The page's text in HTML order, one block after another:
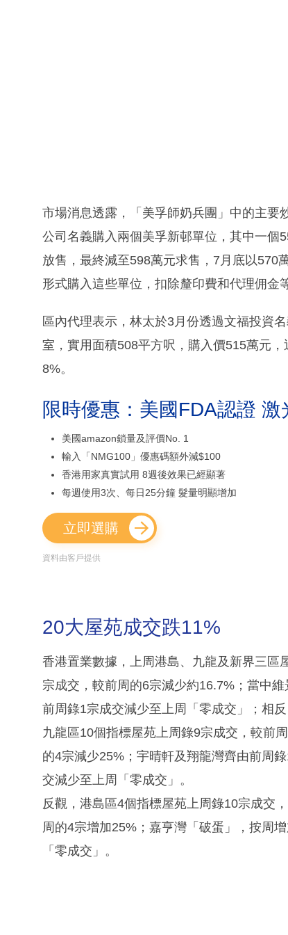
市場消息透露，「美孚師奶兵團」中的主要
公司名義購入兩個美孚新邨單位，其中一個
放售，最終減至598萬元求售，7月底以570
形式購入這些單位，扣除釐印費和代理佣金
區內代理表示，林太於3月份透過文福投資
室，實用面積508平方呎，購入價515萬元
8%。
限時優惠：美國FDA認證 激
美國amazon鎖量及評價No. 1
輸入「NMG100」優惠碼額外減$100
香港用家真實試用 8週後效果已經顯著
每週使用3次、每日25分鐘 髮量明顯增加
立即選購
資料由客戶提供
20大屋苑成交跌11%
香港置業數據，上周港島、九龍及新界三區
宗成交，較前周的6宗減少約16.7%；當中
前周錄1宗成交減少至上周「零成交」；相
九龍區10個指標屋苑上周錄9宗成交，較前
的4宗減少25%；宇晴軒及翔龍灣齊由前周
交減少至上周「零成交」。
反觀，港島區4個指標屋苑上周錄10宗成交
周的4宗增加25%；嘉亨灣「破蛋」，按周
「零成交」。